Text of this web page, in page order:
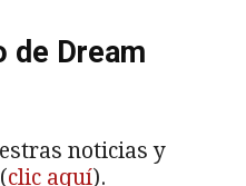
de Dream
noticias y
clic aquí).